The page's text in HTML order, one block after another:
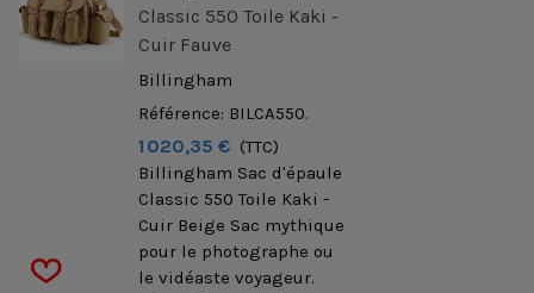
Classic 550 Toile Kaki -
Cuir Fauve
Billingham
Référence: BILCA550.
1 020,35 € (TTC)
Billingham Sac d'épaule
Classic 550 Toile Kaki -
Cuir Beige Sac mythique
pour le photographe ou
le vidéaste voyageur.